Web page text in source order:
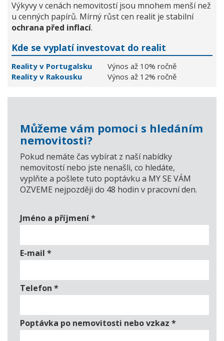
Výkyvy v cenách nemovitostí jsou mnohem menší než
u cenných papírů. Mírný růst cen realit je stabilní
ochrana před inflací.
Kde se vyplatí investovat do realit
Reality v Portugalsku
Výnos až 10% ročně
Reality v Rakousku
Výnos až 12% ročně
Můžeme vám pomoci s hledáním
nemovitosti?
Pokud nemáte čas vybírat z naší nabídky
nemovitostí nebo jste nenašli, co hledáte,
vyplňte a pošlete tuto poptávku a MY SE VÁM
OZVEME nejpozději do 48 hodin v pracovní den.
Jméno a příjmení*
E-mail *
Telefon *
Poptávka po nemovitosti nebo vzkaz *